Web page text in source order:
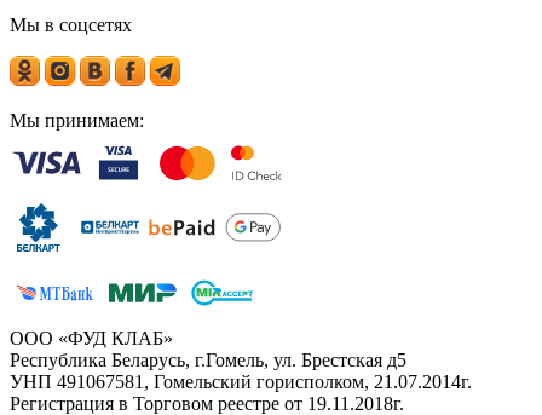
Мы в соцсетях
Мы принимаем:
ООО «ФУД КЛАБ»
Республика Беларусь, г.Гомель, ул. Брестская д5
УНП 491067581, Гомельский горисполком, 21.07.2014г.
Регистрация в Торговом реестре от 19.11.2018г.